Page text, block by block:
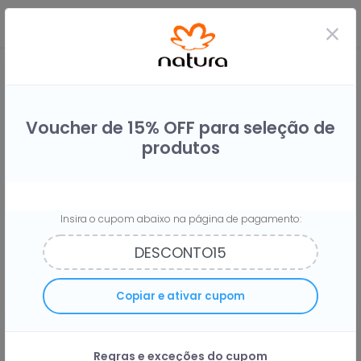
Compre na Natura e receba 4%
do seu dinheiro de volta
Voucher de 15% OFF para seleção de
produtos
Insira o cupom abaixo na página de pagamento:
Copiar e ativar cupom
Regras e exceções do cupom